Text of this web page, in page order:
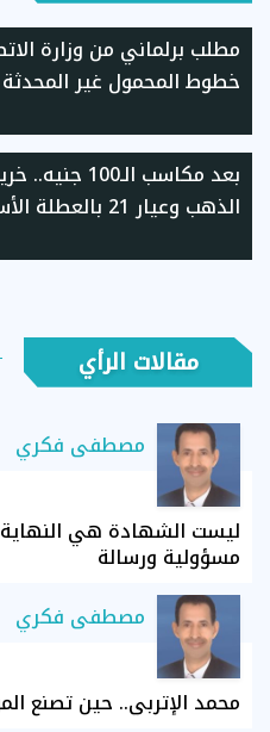
مطلب برلماني من وزارة
خطوط المحمول غير المحدثة
بعد مكاسب
الذهب وعيار 21 بالعطلة الأسبوعية
مقالات الرأي
مصطفى فكري
ليست الشهادة هي
مسؤولية ورسالة
مصطفى فكري
محمد الإتربي.. حين تصنع